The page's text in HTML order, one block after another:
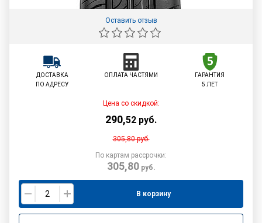
Оставить отзыв
ДОСТАВКА
ПО АДРЕСУ
ОПЛАТА ЧАСТЯМИ
ГАРАНТИЯ
5 ЛЕТ
Цена со скидкой:
290,52 руб.
305,80руб.
По картам рассрочки:
305,80руб.
В корзину